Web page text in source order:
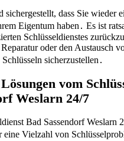
sichergestellt, dass Sie wieder
Eigentum haben․ Es ist
Schlüsseldienstes
oder den Austausch
sicherzustellen․
vom
Weslarn 24/7
Bad Sassendorf Weslarn
eine Vielzahl von